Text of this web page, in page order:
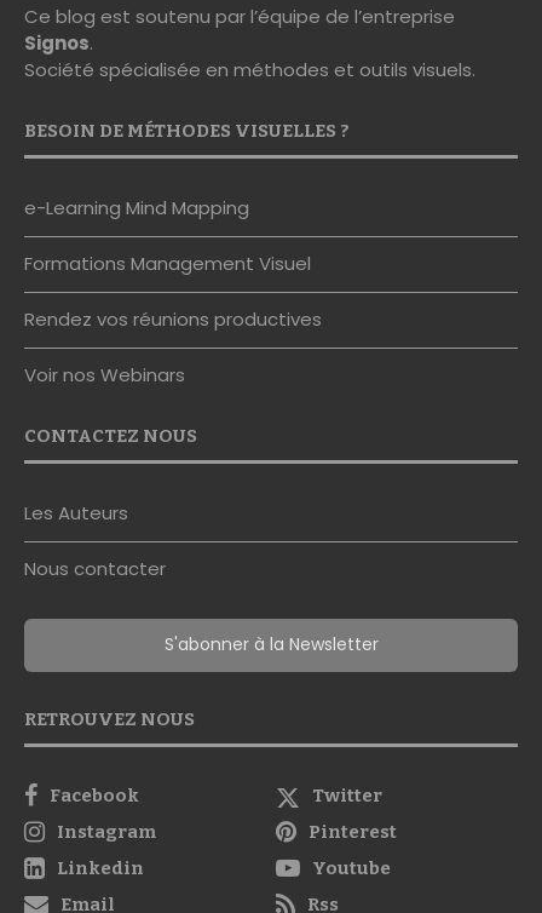
Ce blog est soutenu par l’équipe de l’entreprise
Signos.
Société spécialisée en méthodes et outils visuels.
BESOIN DE MÉTHODES VISUELLES ?
e-Learning Mind Mapping
Formations Management Visuel
Rendez vos réunions productives
Voir nos Webinars
CONTACTEZ NOUS
Les Auteurs
Nous contacter
S'abonner à la Newsletter
RETROUVEZ NOUS
Facebook
Twitter
Instagram
Pinterest
Linkedin
Youtube
Email
Rss